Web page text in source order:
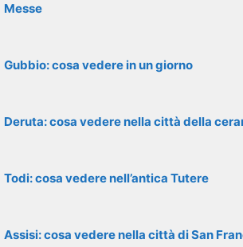
Messe
Gubbio: cosa vedere in un giorno
Deruta: cosa vedere nella città della
Todi: cosa vedere nell’antica Tutere
Assisi: cosa vedere nella città di San